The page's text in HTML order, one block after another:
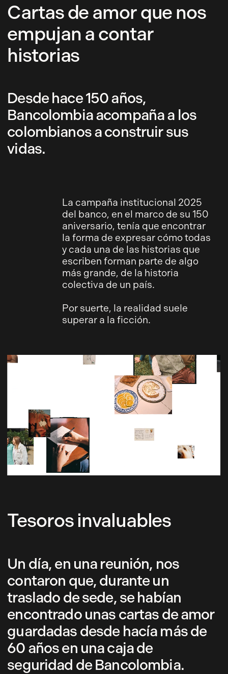
Cartas de amor que nos
empujan a contar
historias
Desde hace 150 años,
Bancolombia acompaña a los
colombianos a construir sus
vidas.
La campaña institucional 2025
del banco, en el marco de su 150
aniversario, tenía que encontrar
la forma de expresar cómo todas
y cada una de las historias que
escriben forman parte de algo
más grande, de la historia
colectiva de un país.
Por suerte, la realidad suele
superar a la ficción.
Tesoros invaluables
Un día, en una reunión, nos
contaron que, durante un
traslado de sede, se habían
encontrado unas cartas de amor
guardadas desde hacía más de
60 años en una caja de
seguridad de Bancolombia.